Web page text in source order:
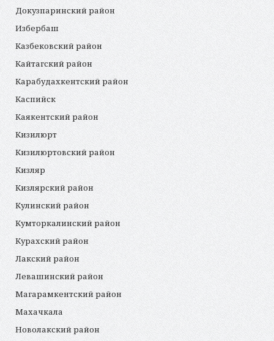
Докузпаринский район
Избербаш
Казбековский район
Кайтагский район
Карабудахкентский район
Каспийск
Каякентский район
Кизилюрт
Кизилюртовский район
Кизляр
Кизлярский район
Кулинский район
Кумторкалинский район
Курахский район
Лакский район
Левашинский район
Магарамкентский район
Махачкала
Новолакский район